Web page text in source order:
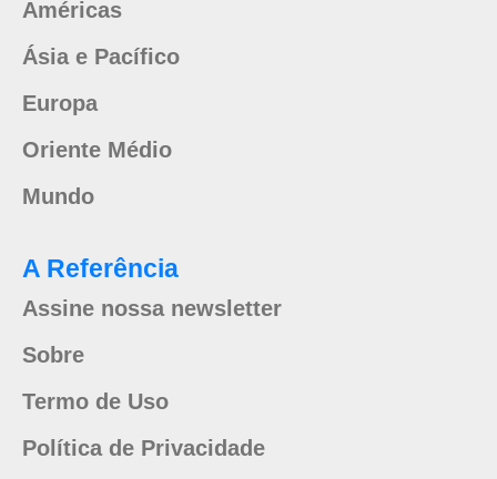
Américas
Ásia e Pacífico
Europa
Oriente Médio
Mundo
A Referência
Assine nossa newsletter
Sobre
Termo de Uso
Política de Privacidade